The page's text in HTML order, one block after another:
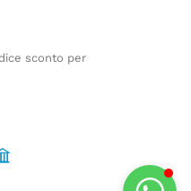
sconto per